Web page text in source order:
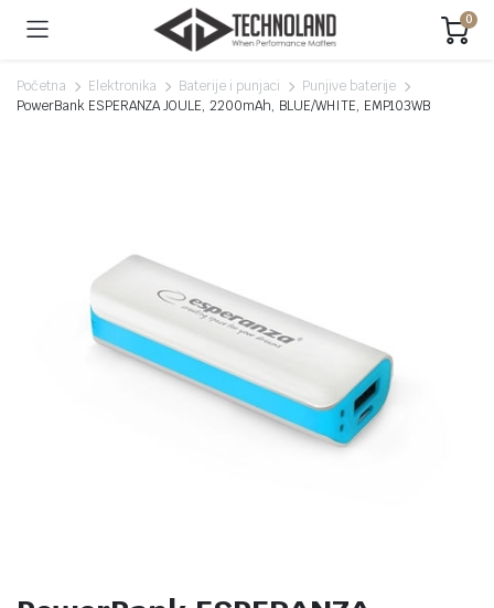
0
Početna Elektronika Baterije i punjaci
Punjive baterije
PowerBank ESPERANZA JOULE, 2200mAh, BLUE/WHITE, EMP103WB